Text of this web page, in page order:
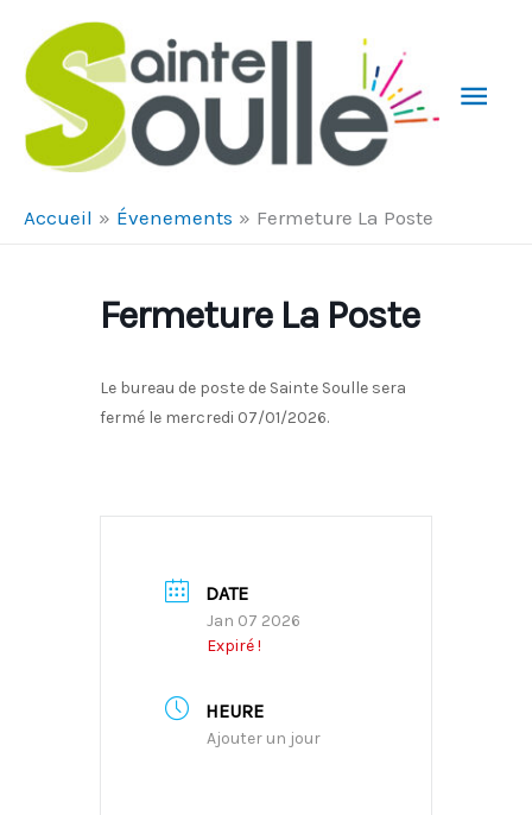
Accueil Évenements Fermeture La Poste
Fermeture La Poste
Le bureau de poste de Sainte Soulle sera
fermé le mercredi 07/01/2026.
DATE
Jan 07 2026
Expiré !
HEURE
Ajouter un jour